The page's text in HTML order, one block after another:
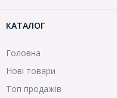
КАТАЛОГ
Головна
Нові товари
Топ продажів